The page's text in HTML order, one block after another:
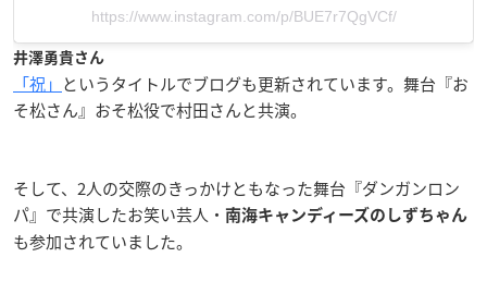
https://www.instagram.com/p/BUE7r7QgVCf/
井澤勇貴さん
「祝」 というタイトルでブログも更新されています。舞台『お
そ松さん』おそ松役で村田さんと共演。
そして、2人の交際のきっかけともなった舞台『ダンガンロン
パ』で共演したお笑い芸人・ 南海キャンディーズのしずちゃん
も参加されていました。